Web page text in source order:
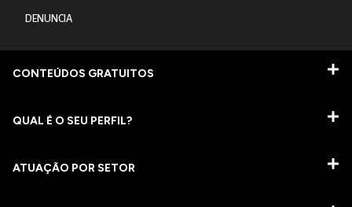
DENUNCIA
CONTEÚDOS GRATUITOS
QUAL É O SEU PERFIL?
ATUAÇÃO POR SETOR